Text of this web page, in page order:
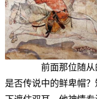
前面那位随从
是否传说中的鲜卑帽